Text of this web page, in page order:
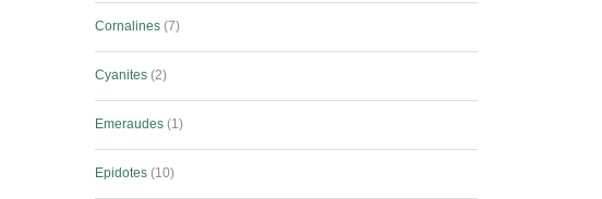
Cornalines 7
Cyanites 2
Emeraudes 1
Epidotes 10